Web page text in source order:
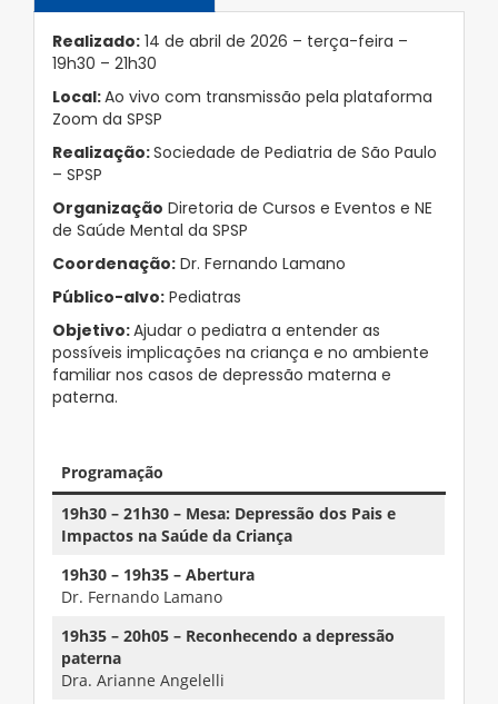
Realizado: 14 de abril de 2026 – terça-feira –
19h30 – 21h30
Local:Ao vivo com transmissão pela plataforma
Zoom da SPSP
Realização:Sociedade de Pediatria de São Paulo
– SPSP
Organização Diretoria de Cursos e Eventos e NE
de Saúde Mental da SPSP
Coordenação: Dr. Fernando Lamano
Público-alvo: Pediatras
Objetivo:Ajudar o pediatra a entender as
possíveis implicações na criança e no ambiente
familiar nos casos de depressão materna e
paterna.
Programação
19h30 – 21h30 – Mesa: Depressão dos Pais e
Impactos na Saúde da Criança
19h30 – 19h35 – Abertura
Dr. Fernando Lamano
19h35 – 20h05 – Reconhecendo a depressão
paterna
Dra. Arianne Angelelli